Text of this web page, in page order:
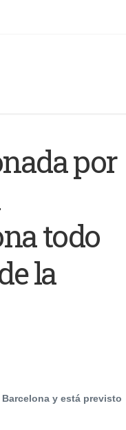
por
todo
la
y está previsto